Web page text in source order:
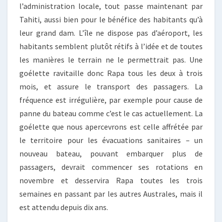
l’administration locale, tout passe maintenant par
Tahiti, aussi bien pour le bénéfice des habitants qu’à
leur grand dam. L’île ne dispose pas d’aéroport, les
habitants semblent plutôt rétifs à l’idée et de toutes
les manières le terrain ne le permettrait pas. Une
goélette ravitaille donc Rapa tous les deux à trois
mois, et assure le transport des passagers. La
fréquence est irrégulière, par exemple pour cause de
panne du bateau comme c’est le cas actuellement. La
goélette que nous apercevrons est celle affrétée par
le territoire pour les évacuations sanitaires – un
nouveau bateau, pouvant embarquer plus de
passagers, devrait commencer ses rotations en
novembre et desservira Rapa toutes les trois
semaines en passant par les autres Australes, mais il
est attendu depuis dix ans.